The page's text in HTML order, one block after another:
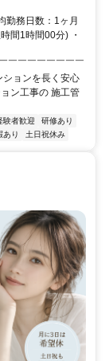
勤務日数：1ヶ月
間1時間00分) ・
￣￣￣￣￣￣￣￣
ションを長く安心
ン工事の 施工管
験者歓迎
研修あり
あり 土日祝休み